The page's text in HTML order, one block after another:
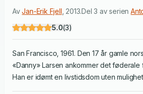
AvJan-Erik Fjell 2013.Del 3 av serien
5.0(3)
San Francisco, 1961. Den 17 år gamle
«Danny» Larsen ankommer det føderale
Han er idømt en livstidsdom uten